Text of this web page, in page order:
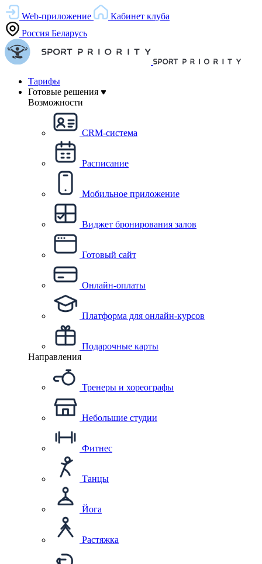
Web-приложение
Кабинет клуба
Россия Беларусь
Тарифы
Готовые решения
Возможности
CRM-система
Расписание
Мобильное приложение
Виджет бронирования залов
Готовый сайт
Онлайн-оплаты
Платформа для онлайн-курсов
Подарочные карты
Направления
Тренеры и хореографы
Небольшие студии
Фитнес
Танцы
Йога
Растяжка